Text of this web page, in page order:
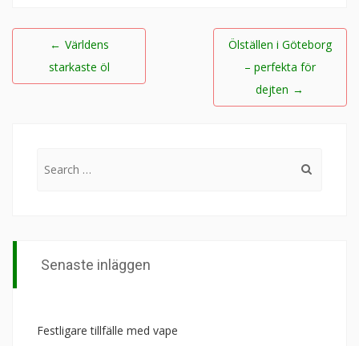
Inläggsnavigering
← Världens
starkaste öl
Ölställen i Göteborg
– perfekta för
dejten →
Senaste inläggen
Festligare tillfälle med vape